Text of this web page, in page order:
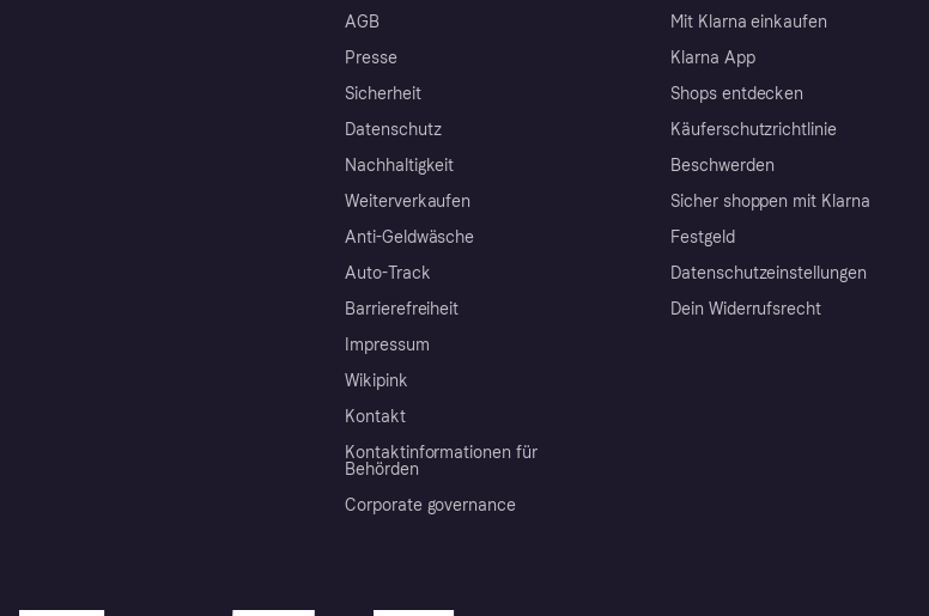
AGB
Presse
Sicherheit
Datenschutz
Nachhaltigkeit
Weiterverkaufen
Anti-Geldwäsche
Auto-Track
Barrierefreiheit
Impressum
Wikipink
Kontakt
Kontaktinformationen für
Behörden
Corporate governance
Mit Klarna einkaufen
Klarna App
Shops entdecken
Käuferschutzrichtlinie
Beschwerden
Sicher shoppen mit Klarna
Festgeld
Datenschutzeinstellungen
Dein Widerrufsrecht